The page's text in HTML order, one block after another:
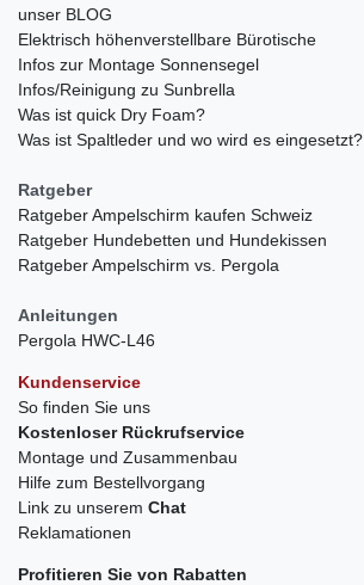
unser BLOG
Elektrisch höhenverstellbare Bürotische
Infos zur Montage Sonnensegel
Infos/Reinigung zu Sunbrella
Was ist quick Dry Foam?
Was ist Spaltleder und wo wird es eingesetzt?
Ratgeber
Ratgeber Ampelschirm kaufen Schweiz
Ratgeber Hundebetten und Hundekissen
Ratgeber Ampelschirm vs. Pergola
Anleitungen
Pergola HWC-L46
Kundenservice
So finden Sie uns
Kostenloser Rückrufservice
Montage und Zusammenbau
Hilfe zum Bestellvorgang
Link zu unserem Chat
Reklamationen
Profitieren Sie von Rabatten